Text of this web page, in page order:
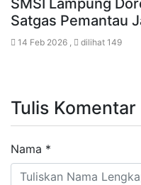
Satgas Pemantau
14 Feb 2026 , dilihat 149
Tulis Komentar
Nama *